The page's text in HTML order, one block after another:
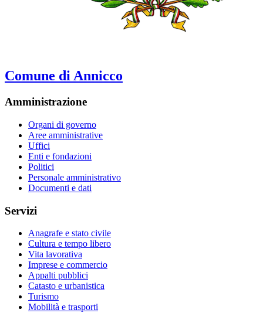
Comune di Annicco
Amministrazione
Organi di governo
Aree amministrative
Uffici
Enti e fondazioni
Politici
Personale amministrativo
Documenti e dati
Servizi
Anagrafe e stato civile
Cultura e tempo libero
Vita lavorativa
Imprese e commercio
Appalti pubblici
Catasto e urbanistica
Turismo
Mobilità e trasporti